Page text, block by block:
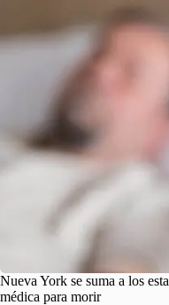
Nueva York se suma a los
médica para morir